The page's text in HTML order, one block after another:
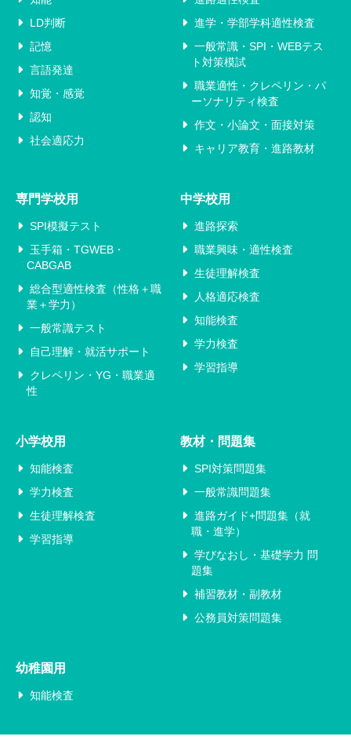
LD判断
記憶
言語発達
知覚・感覚
認知
社会適応力
進学・学部学科適性検査
一般常識・SPI・WEBテス
ト対策模試
職業適性・クレペリン・パ
ーソナリティ検査
作文・小論文・面接対策
キャリア教育・進路教材
専門学校用
SPI模擬テスト
玉手箱・TGWEB・
CABGAB
総合型適性検査（性格＋職
業＋学力）
一般常識テスト
自己理解・就活サポート
クレペリン・YG・職業適
性
中学校用
進路探索
職業興味・適性検査
生徒理解検査
人格適応検査
知能検査
学力検査
学習指導
小学校用
知能検査
学力検査
生徒理解検査
学習指導
教材・問題集
SPI対策問題集
一般常識問題集
進路ガイド+問題集（就
職・進学）
学びなおし・基礎学力 問
題集
補習教材・副教材
公務員対策問題集
幼稚園用
知能検査